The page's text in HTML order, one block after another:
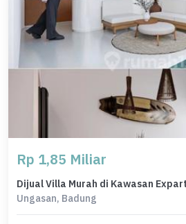
Rp 1,85 Miliar
Ungasan, Badung